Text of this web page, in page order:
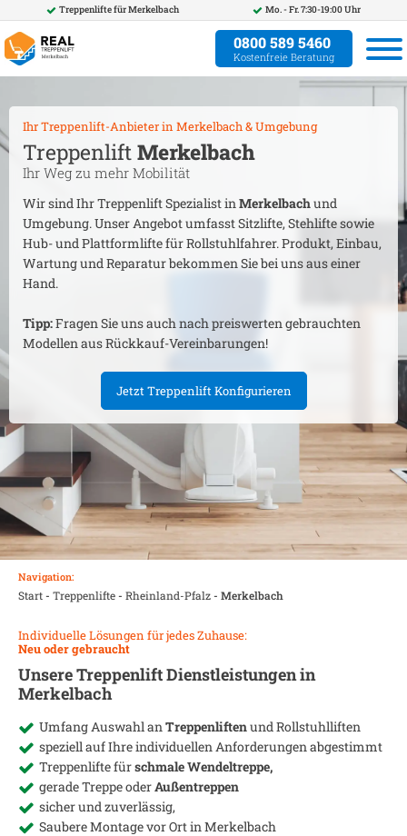
Treppenlifte fürMerkelbach Mo. - Fr. 7:30-19:00 Uhr
0800 589 5460
Kostenfreie Beratung
Ihr Treppenlift-Anbieter in Merkelbach& Umgebung
Treppenlift Merkelbach
Ihr Weg zu mehr Mobilität
Wir sind Ihr Treppenlift Spezialist inMerkelbachund
Umgebung. Unser Angebot umfasst Sitzlifte, Stehlifte sowie
Hub- und Plattformlifte für Rollstuhlfahrer. Produkt, Einbau,
Wartung und Reparatur bekommen Sie bei uns aus einer
Hand.
Tipp:Fragen Sie uns auch nach preiswerten gebrauchten
Modellen aus Rückkauf-Vereinbarungen!
Jetzt Treppenlift Konfigurieren
Navigation:
Start- Treppenlifte- Rheinland-Pfalz- Merkelbach
Individuelle Lösungen für jedes Zuhause:
Neu oder gebraucht
Unsere Treppenlift Dienstleistungen in
Merkelbach
Umfang Auswahl anTreppenliftenund Rollstuhlliften
speziell auf Ihre individuellen Anforderungen abgestimmt
Treppenlifte fürschmale Wendeltreppe,
gerade Treppe oderAußentreppen
sicher und zuverlässig,
Saubere Montage vor Ort inMerkelbach